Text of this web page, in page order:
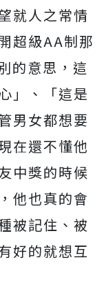
就人之常情
超級AA制那
的意思，這
」、「這是
男女都想要
在還不懂他
中獎的時候
他也真的會
被記住、被
好的就想互